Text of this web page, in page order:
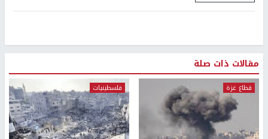
مقالات ذات صلة
قطاع غزة فلسطينيات